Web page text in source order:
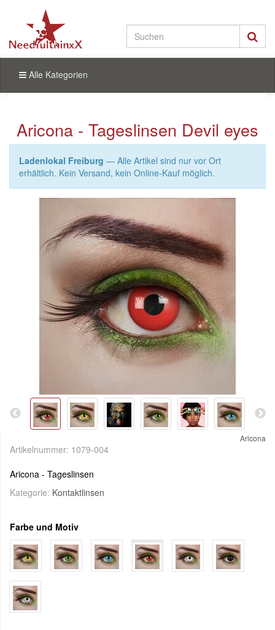
Alle Kategorien
Aricona - Tageslinsen Devil eyes
Ladenlokal Freiburg — Alle Artikel sind nur vor Ort
erhältlich. Kein Versand, kein Online-Kauf möglich.
Aricona
Artikelnummer: 1079-004
Aricona - Tageslinsen
Kategorie: Kontaktlinsen
Farbe und Motiv